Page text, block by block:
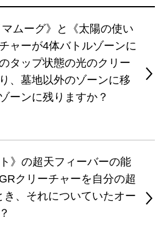
ムーグ》と《太陽の使い
ャーが4体バトルゾーンに
タップ状態の光のクリー
、墓地以外のゾーンに移
ーンに残りますか？
》の超天フィーバーの能
クリーチャーを自分の超
、それについていたオー